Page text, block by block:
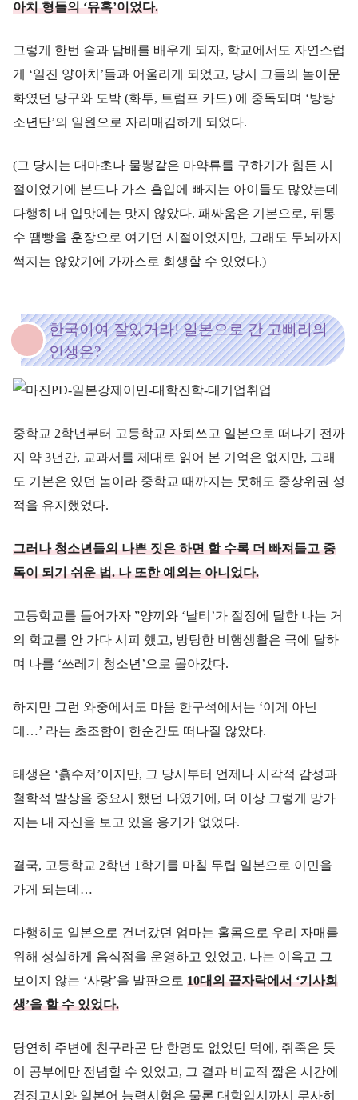
아치 형들의 ‘유혹’이었다.
그렇게 한번 술과 담배를 배우게 되자, 학교에서도 자연스럽
게 ‘일진 양아치’들과 어울리게 되었고, 당시 그들의 놀이문
화였던 당구와 도박 (화투, 트럼프 카드) 에 중독되며 ‘방탕
소년단’의 일원으로 자리매김하게 되었다.
(그 당시는 대마초나 물뽕같은 마약류를 구하기가 힘든 시
절이었기에 본드나 가스 흡입에 빠지는 아이들도 많았는데
다행히 내 입맛에는 맛지 않았다. 패싸움은 기본으로, 뒤통
수 땜빵을 훈장으로 여기던 시절이었지만, 그래도 두뇌까지
썩지는 않았기에 가까스로 회생할 수 있었다.)
한국이여 잘있거라! 일본으로 간 고삐리의
인생은?
중학교 2학년부터 고등학교 자퇴쓰고 일본으로 떠나기 전까
지 약 3년간, 교과서를 제대로 읽어 본 기억은 없지만, 그래
도 기본은 있던 놈이라 중학교 때까지는 못해도 중상위권 성
적을 유지했었다.
그러나 청소년들의 나쁜 짓은 하면 할 수록 더 빠져들고 중
독이 되기 쉬운 법. 나 또한 예외는 아니었다.
고등학교를 들어가자 ”양끼와 ‘날티’가 절정에 달한 나는 거
의 학교를 안 가다 시피 했고, 방탕한 비행생활은 극에 달하
며 나를 ‘쓰레기 청소년’으로 몰아갔다.
하지만 그런 와중에서도 마음 한구석에서는 ‘이게 아닌
데…’ 라는 초조함이 한순간도 떠나질 않았다.
태생은 ‘흙수저’이지만, 그 당시부터 언제나 시각적 감성과
철학적 발상을 중요시 했던 나였기에, 더 이상 그렇게 망가
지는 내 자신을 보고 있을 용기가 없었다.
결국, 고등학교 2학년 1학기를 마칠 무렵 일본으로 이민을
가게 되는데…
다행히도 일본으로 건너갔던 엄마는 홀몸으로 우리 자매를
위해 성실하게 음식점을 운영하고 있었고, 나는 이윽고 그
보이지 않는 ‘사랑’을 발판으로 10대의 끝자락에서 ‘기사회
생’을 할 수 있었다.
당연히 주변에 친구라곤 단 한명도 없었던 덕에, 쥐죽은 듯
이 공부에만 전념할 수 있었고, 그 결과 비교적 짧은 시간에
검정고시와 일본어 능력시험은 물론 대학입시까시 무사히